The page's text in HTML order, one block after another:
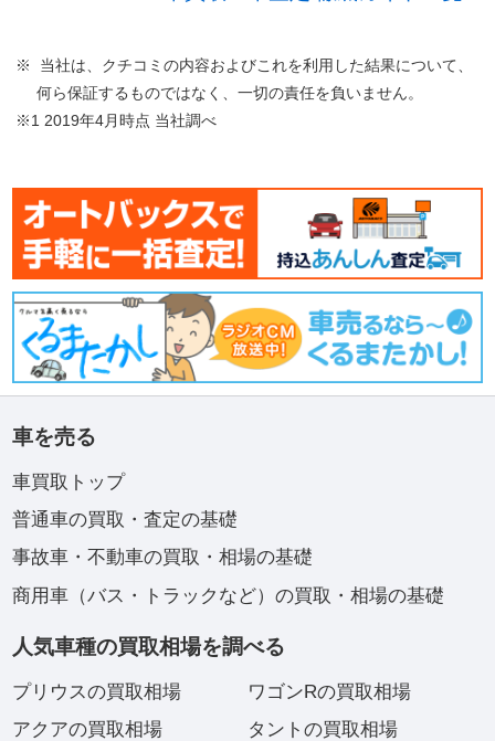
※ 当社は、クチコミの内容およびこれを利用した結果について、
何ら保証するものではなく、一切の責任を負いません。
※1 2019年4月時点 当社調べ
車を売る
車買取トップ
普通車の買取・査定の基礎
事故車・不動車の買取・相場の基礎
商用車（バス・トラックなど）の買取・相場の基礎
人気車種の買取相場を調べる
プリウスの買取相場
アクアの買取相場
ワゴンRの買取相場
タントの買取相場